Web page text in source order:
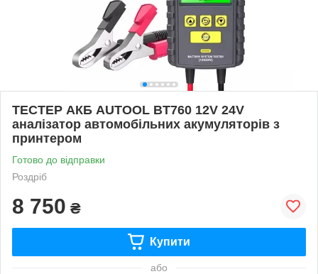
ТЕСТЕР АКБ AUTOOL BT760 12V 24V
аналізатор автомобільних акумуляторів з
принтером
Готово до відправки
Роздріб
8 750 ₴
Купити
або